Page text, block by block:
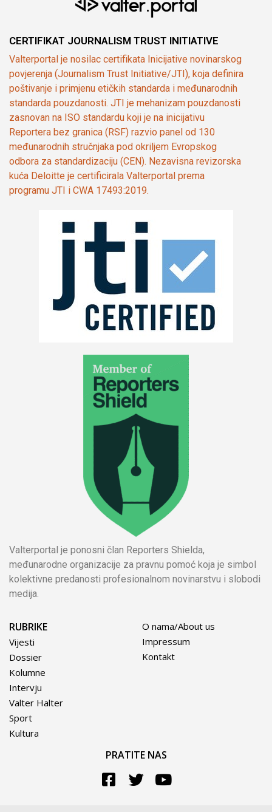
CERTIFIKAT JOURNALISM TRUST INITIATIVE
Valterportal je nosilac certifikata Inicijative novinarskog
povjerenja (Journalism Trust Initiative/JTI), koja definira
poštivanje i primjenu etičkih standarda i međunarodnih
standarda pouzdanosti. JTI je mehanizam pouzdanosti
zasnovan na ISO standardu koji je na inicijativu
Reportera bez granica (RSF) razvio panel od 130
međunarodnih stručnjaka pod okriljem Evropskog
odbora za standardizaciju (CEN). Nezavisna revizorska
kuća Deloitte je certificirala Valterportal prema
programu JTI i CWA 17493:2019.
Valterportal je ponosni član Reporters Shielda,
međunarodne organizacije za pravnu pomoć koja je simbol
kolektivne predanosti profesionalnom novinarstvu i slobodi
medija.
RUBRIKE
Vijesti
Dossier
Kolumne
Intervju
Valter Halter
Sport
Kultura
O nama/About us
Impressum
Kontakt
PRATITE NAS